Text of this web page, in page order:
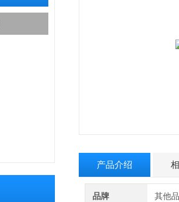
产品介绍
品牌 其他